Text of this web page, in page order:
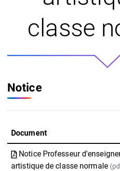
classe
Notice
Document
Notice Professeur
artistique de classe normale